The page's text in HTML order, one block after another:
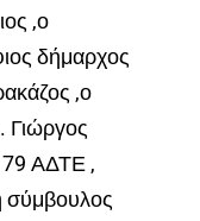
,ο
δήμαρχος
,ο
Γιώργος
79 ΑΔΤΕ ,
σύμβουλος